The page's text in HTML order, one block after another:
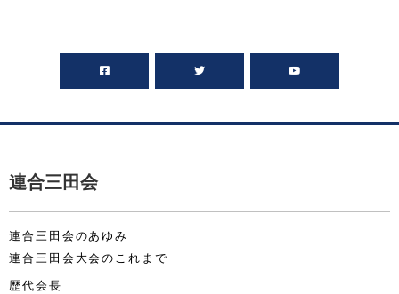
連合三田会
連合三田会のあゆみ
連合三田会大会のこれまで
歴代会長